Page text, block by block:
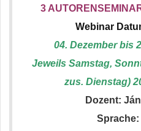
3
Webinar
04. Dezember bis
Jeweils Samstag,
zus. Dienstag)
Dozent: